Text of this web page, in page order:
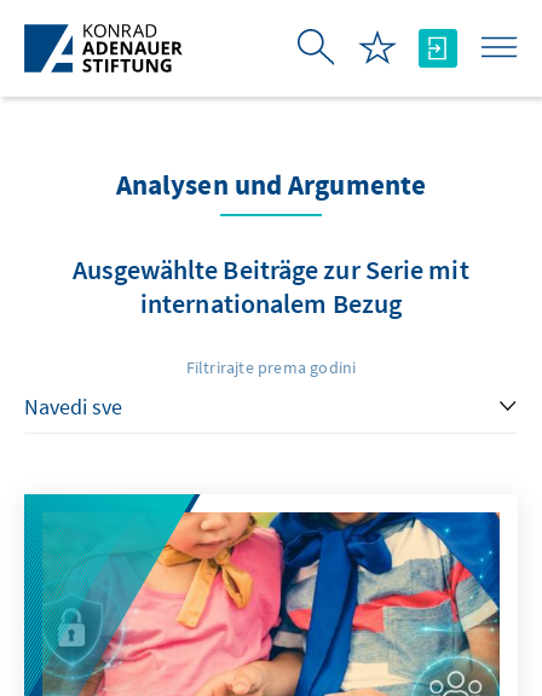
Skip to Main Content
Analysen und Argumente
Ausgewählte Beiträge zur Serie mit
internationalem Bezug
Filtrirajte prema godini